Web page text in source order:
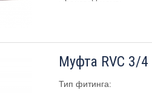
Муфта RVC 3/4
Тип фитинга: